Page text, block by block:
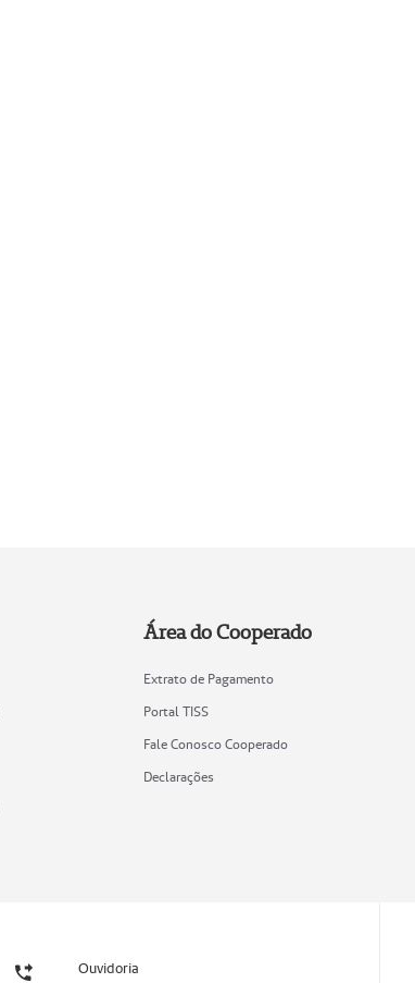
Área do Cooperado
Extrato de Pagamento
Portal TISS
Fale Conosco Cooperado
Declarações
Ouvidoria